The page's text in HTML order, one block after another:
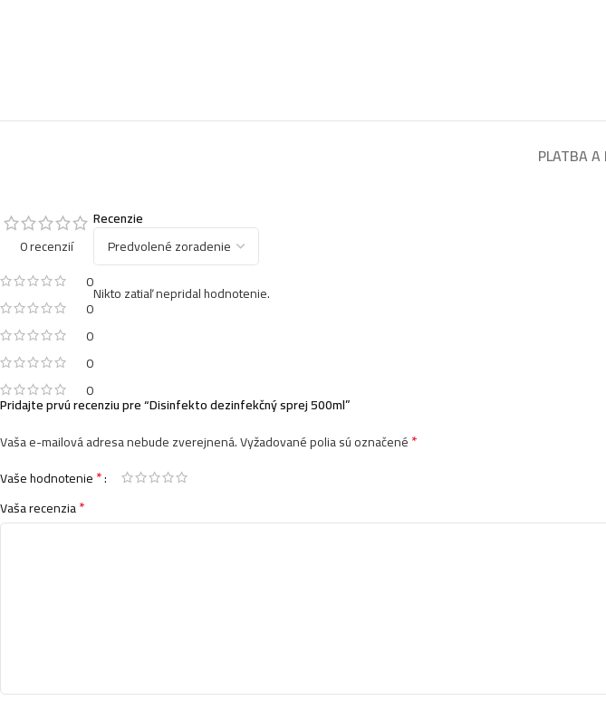
PLATBA A
0 recenzií
0
0
0
0
0
Recenzie
Nikto zatiaľ nepridal hodnotenie.
Pridajte prvú recenziu pre “Disinfekto dezinfekčný sprej 500ml”
Vaša e-mailová adresa nebude zverejnená.Vyžadované polia sú označené*
Vaše hodnotenie*
Vaša recenzia*